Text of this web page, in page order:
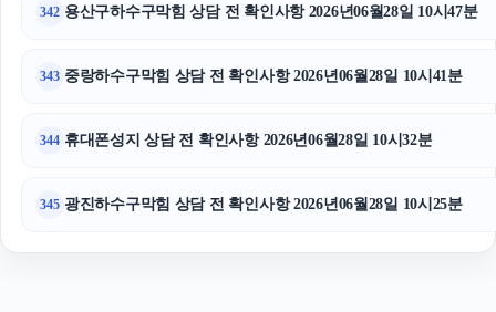
342 용산구하수구막힘 상담 전 확인사항 2026년06월28일 10시47분
343 중랑하수구막힘 상담 전 확인사항 2026년06월28일 10시41분
344 휴대폰성지 상담 전 확인사항 2026년06월28일 10시32분
345 광진하수구막힘 상담 전 확인사항 2026년06월28일 10시25분